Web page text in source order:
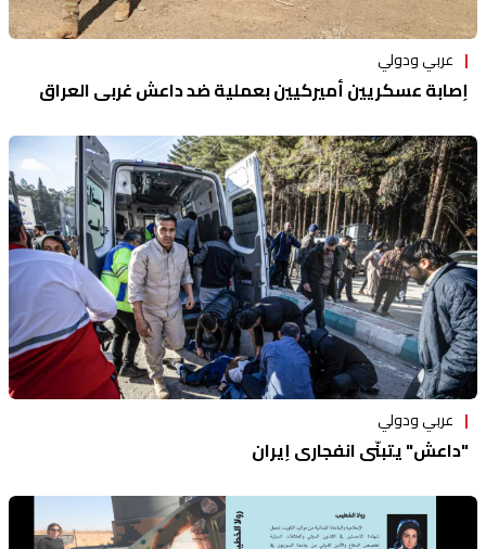
عربي ودولي
إصابة عسكريين أميركيين بعملية ضد داعش غربي العراق
عربي ودولي
"داعش" يتبنّى انفجاري إيران